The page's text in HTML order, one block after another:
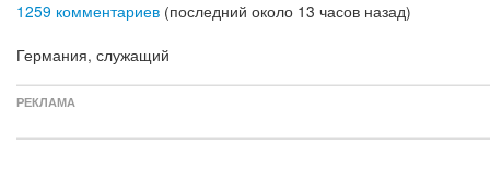
1259 комментариев (последний около 13 часов назад)
Германия, служащий
РЕКЛАМА